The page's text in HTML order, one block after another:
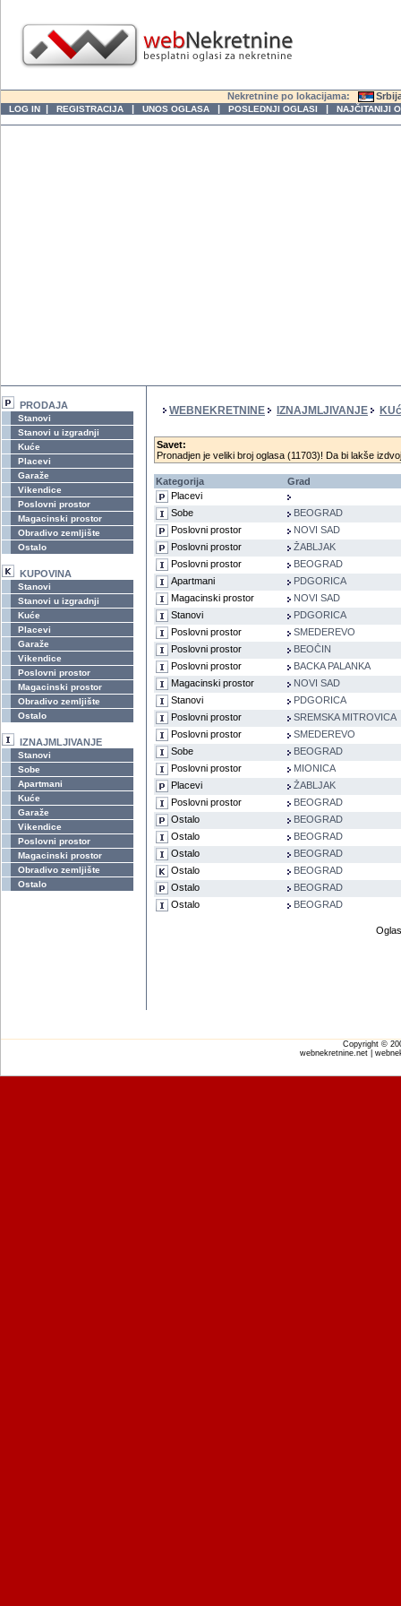
Nekretnine po lokacijama:
LOG IN | REGISTRACIJA | UNOS OGLASA | POSLEDNJI OGLASI | NAJČITANIJI
PRODAJA
Stanovi
Stanovi u izgradnji
Kuće
Placevi
Garaže
Vikendice
Poslovni prostor
Magacinski prostor
Obradivo zemljište
Ostalo
KUPOVINA
Stanovi
Stanovi u izgradnji
Kuće
Placevi
Garaže
Vikendice
Poslovni prostor
Magacinski prostor
Obradivo zemljište
Ostalo
IZNAJMLJIVANJE
Stanovi
Sobe
Apartmani
Kuće
Garaže
Vikendice
Poslovni prostor
Magacinski prostor
Obradivo zemljište
Ostalo
WEBNEKRETNINE IZNAJMLJIVANJE
Savet:
Pronadjen je veliki broj oglasa (11703)! Da bi lakše
Kategorija
Grad
Placevi
Sobe
BEOGRAD
Poslovni prostor
NOVI SAD
Poslovni prostor
ŽABLJAK
Poslovni prostor
BEOGRAD
Apartmani
PDGORICA
Magacinski prostor
NOVI SAD
Stanovi
PDGORICA
Poslovni prostor
SMEDEREVO
Poslovni prostor
BEOČIN
Poslovni prostor
BACKA PALANKA
Magacinski prostor
NOVI SAD
Stanovi
PDGORICA
Poslovni prostor
SREMSKA MITROVICA
Poslovni prostor
SMEDEREVO
Sobe
BEOGRAD
Poslovni prostor
MIONICA
Placevi
ŽABLJAK
Poslovni prostor
BEOGRAD
Ostalo
BEOGRAD
Ostalo
BEOGRAD
Ostalo
BEOGRAD
Ostalo
BEOGRAD
Ostalo
BEOGRAD
Ostalo
BEOGRAD
Copyright ©
webnekretnine.net |